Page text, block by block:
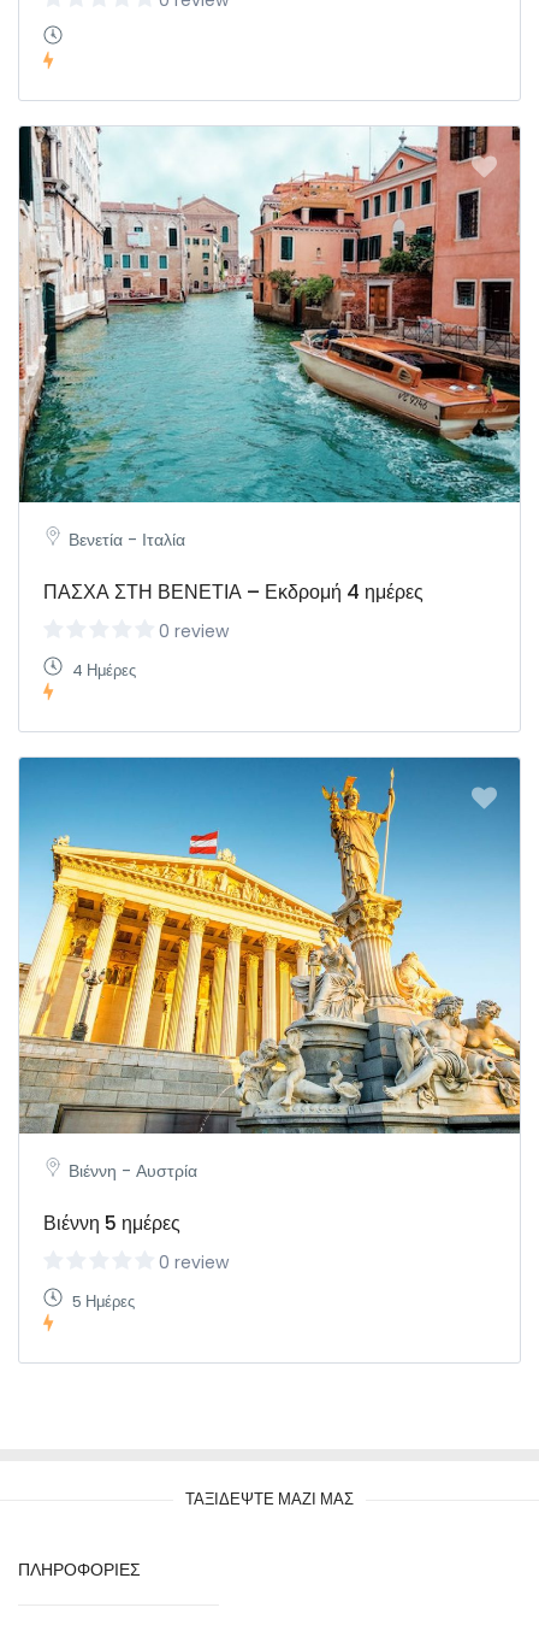
Βενετία - Ιταλία
ΠΑΣΧΑ ΣΤΗ ΒΕΝΕΤΙΑ – Εκδρομή 4 ημέρες
0 review
4 Ημέρες
Βιέννη - Αυστρία
Βιέννη 5 ημέρες
0 review
5 Ημέρες
ΤΑΞΙΔΕΨΤΕ ΜΑΖΙ ΜΑΣ
ΠΛΗΡΟΦΟΡΙΕΣ